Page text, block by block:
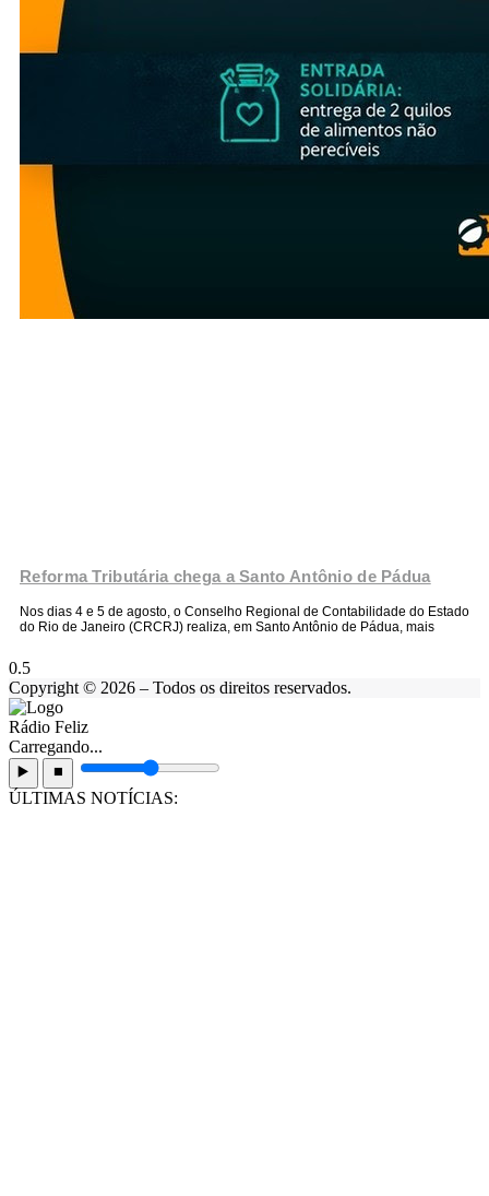
Reforma Tributária chega a Santo Antônio de Pádua
Nos dias 4 e 5 de agosto, o Conselho Regional de Contabilidade do Estado
do Rio de Janeiro (CRCRJ) realiza, em Santo Antônio de Pádua, mais
Copyright © 2026 – Todos os direitos reservados.
Rádio Feliz
Carregando...
▶️ ⏹️
ÚLTIMAS NOTÍCIAS: